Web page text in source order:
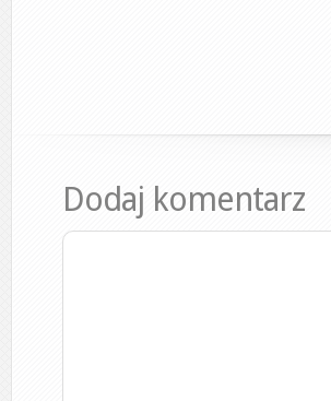
Dodaj komentarz